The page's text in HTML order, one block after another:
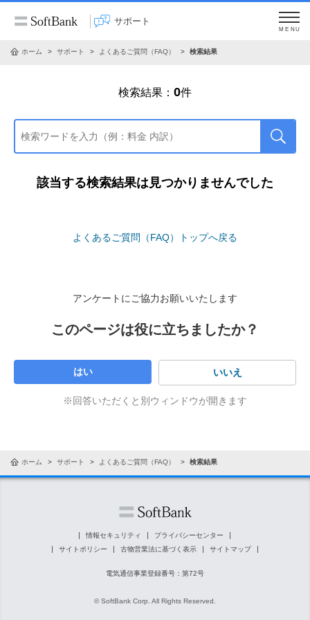
サポート
MENU
ホーム サポート よくあるご質問（FAQ） 検索結果
検索結果： 0件
該当する検索結果は見つかりませんでした
よくあるご質問（FAQ）トップへ戻る
アンケートにご協力お願いいたします
このページは役に立ちましたか？
はい いいえ
※回答いただくと別ウィンドウが開きます
ホーム サポート よくあるご質問（FAQ） 検索結果
情報セキュリティ
プライバシーセンター
サイトポリシー
古物営業法に基づく表示 サイトマップ
電気通信事業登録番号：第72号
© SoftBank Corp. All Rights Reserved.